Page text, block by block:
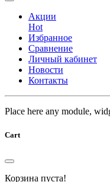
Акции
Hot
Избранное
Сравнение
Личный кабинет
Новости
Контакты
Place here any module,
Cart
Корзина пуста!